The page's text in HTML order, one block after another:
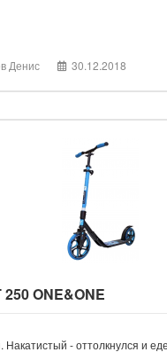
Денис 30.12.2018
ONE&ONE
Накатистый - оттолкнулся и